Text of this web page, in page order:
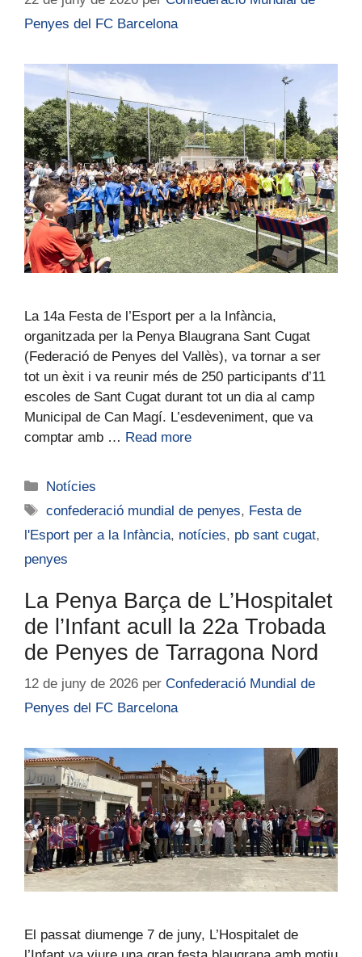
Penyes del FC Barcelona
La 14a Festa de l’Esport per a la Infància,
organitzada per la Penya Blaugrana Sant Cugat
(Federació de Penyes del Vallès), va tornar a ser
tot un èxit i va reunir més de 250 participants d’11
escoles de Sant Cugat durant tot un dia al camp
Municipal de Can Magí. L’esdeveniment, que va
comptar amb … Read more
Notícies
confederació mundial de penyes, Festa de
l'Esport per a la Infància, notícies, pb sant cugat,
penyes
La Penya Barça de L’Hospitalet
de l’Infant acull la 22a Trobada
de Penyes de Tarragona Nord
12 de juny de 2026 per Confederació Mundial de
Penyes del FC Barcelona
El passat diumenge 7 de juny, L’Hospitalet de